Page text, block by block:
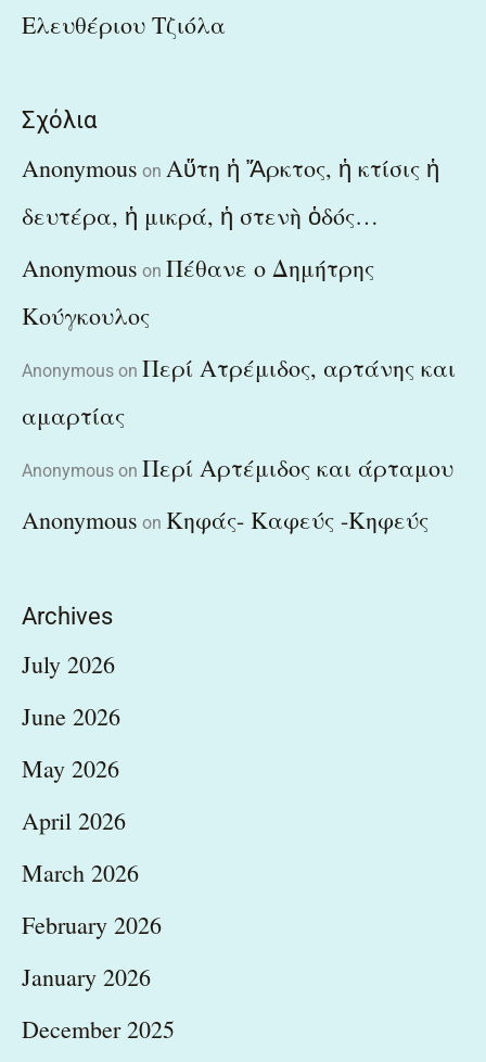
Ελευθέριου Τζιόλα
Σχόλια
Anonymous on Αὕτη ἡ Ἄρκτος, ἡ κτίσις ἡ
δευτέρα, ἡ μικρά, ἡ στενὴ ὁδός…
Anonymous on Πέθανε ο Δημήτρης
Κούγκουλος
Anonymous on Περί Ατρέμιδος, αρτάνης και
αμαρτίας
Anonymous on Περί Αρτέμιδος και άρταμου
Anonymous on Κηφάς- Καφεύς -Κηφεύς
Archives
July 2026
June 2026
May 2026
April 2026
March 2026
February 2026
January 2026
December 2025